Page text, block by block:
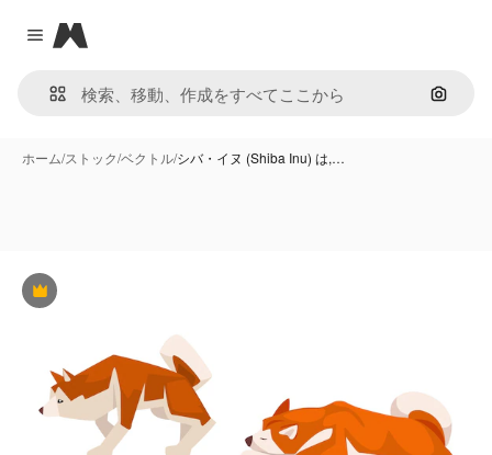
Close menu
Magnific
画像で
ホーム/ストック/ベクトル/シバ・イヌ (Shiba Inu) は,…
Premium